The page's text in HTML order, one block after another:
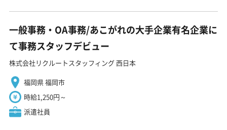
一般事務・OA事務/あこがれの大手企業有名企業に
て事務スタッフデビュー
株式会社リクルートスタッフィング 西日本
福岡県 福岡市
時給1,250円～
派遣社員